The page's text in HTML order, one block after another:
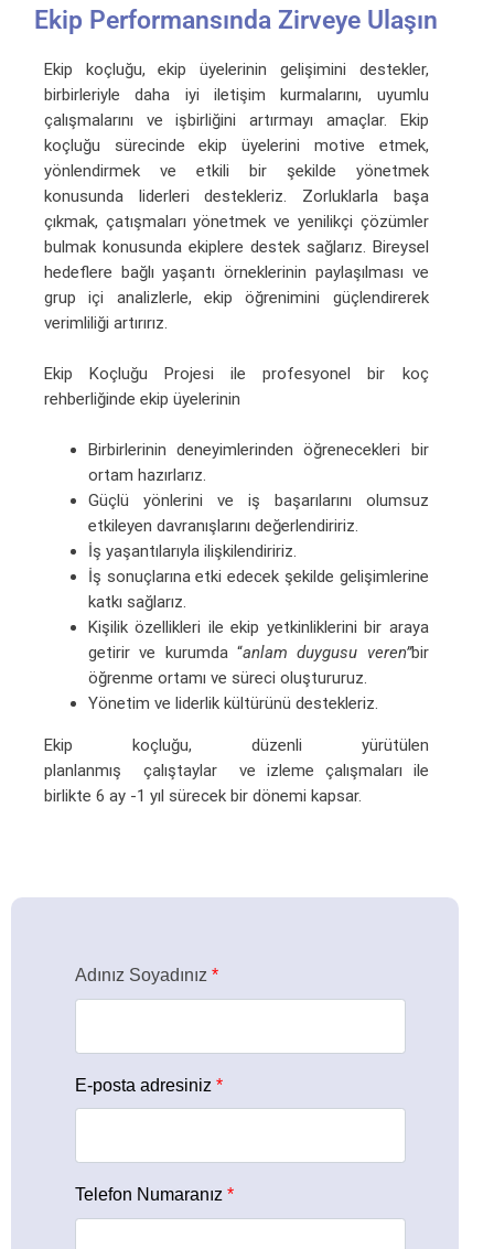
Ekip Performansında Zirveye Ulaşın
Ekip koçluğu, ekip üyelerinin gelişimini destekler,
birbirleriyle daha iyi iletişim kurmalarını, uyumlu
çalışmalarını ve işbirliğini artırmayı amaçlar. Ekip
koçluğu sürecinde ekip üyelerini motive etmek,
yönlendirmek ve etkili bir şekilde yönetmek
konusunda liderleri destekleriz. Zorluklarla başa
çıkmak, çatışmaları yönetmek ve yenilikçi çözümler
bulmak konusunda ekiplere destek sağlarız. Bireysel
hedeflere bağlı yaşantı örneklerinin paylaşılması ve
grup içi analizlerle, ekip öğrenimini güçlendirerek
verimliliği artırırız.
Ekip Koçluğu Projesi ile profesyonel bir koç
rehberliğinde ekip üyelerinin
Birbirlerinin deneyimlerinden öğrenecekleri bir
ortam hazırlarız.
Güçlü yönlerini ve iş başarılarını olumsuz
etkileyen davranışlarını değerlendiririz.
İş yaşantılarıyla ilişkilendiririz.
İş sonuçlarına etki edecek şekilde gelişimlerine
katkı sağlarız.
Kişilik özellikleri ile ekip yetkinliklerini bir araya
getirir ve kurumda “anlam duygusu veren”bir
öğrenme ortamı ve süreci oluştururuz.
Yönetim ve liderlik kültürünü destekleriz.
Ekip koçluğu, düzenli yürütülen
planlanmış çalıştaylar ve izleme çalışmaları ile
birlikte 6 ay -1 yıl sürecek bir dönemi kapsar.
Adınız Soyadınız *
E-posta adresiniz *
Telefon Numaranız *